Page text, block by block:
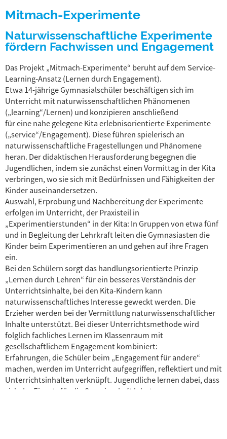
Mitmach-Experimente
Naturwissenschaftliche Experimente
fördern Fachwissen und Engagement
Das Projekt „Mitmach-Experimente“ beruht auf dem Service-
Learning-Ansatz (Lernen durch Engagement).
Etwa 14-jährige Gymnasialschüler beschäftigen sich im
Unterricht mit naturwissenschaftlichen Phänomenen
(„learning“/Lernen) und konzipieren anschließend
für eine nahe gelegene Kita erlebnisorientierte Experimente
(„service“/Engagement). Diese führen spielerisch an
naturwissenschaftliche Fragestellungen und Phänomene
heran. Der didaktischen Herausforderung begegnen die
Jugendlichen, indem sie zunächst einen Vormittag in der Kita
verbringen, wo sie sich mit Bedürfnissen und Fähigkeiten der
Kinder auseinandersetzen.
Auswahl, Erprobung und Nachbereitung der Experimente
erfolgen im Unterricht, der Praxisteil in
„Experimentierstunden“ in der Kita: In Gruppen von etwa fünf
und in Begleitung der Lehrkraft leiten die Gymnasiasten die
Kinder beim Experimentieren an und gehen auf ihre Fragen
ein.
Bei den Schülern sorgt das handlungsorientierte Prinzip
„Lernen durch Lehren“ für ein besseres Verständnis der
Unterrichtsinhalte, bei den Kita-Kindern kann
naturwissenschaftliches Interesse geweckt werden. Die
Erzieher werden bei der Vermittlung naturwissenschaftlicher
Inhalte unterstützt. Bei dieser Unterrichtsmethode wird
folglich fachliches Lernen im Klassenraum mit
gesellschaftlichem Engagement kombiniert:
Erfahrungen, die Schüler beim „Engagement für andere“
machen, werden im Unterricht aufgegriffen, reflektiert und mit
Unterrichtsinhalten verknüpft. Jugendliche lernen dabei, dass
sich der Einsatz für die Gemeinschaft lohnt.